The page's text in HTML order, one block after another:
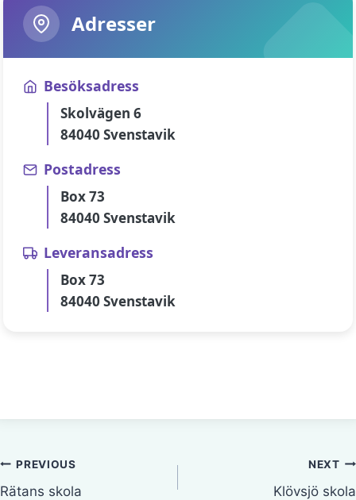
Adresser
Besöksadress
Skolvägen 6
84040 Svenstavik
Postadress
Box 73
84040 Svenstavik
Leveransadress
Box 73
84040 Svenstavik
Inläggsnavigering
PREVIOUS
Rätans skola
NEXT
Klövsjö skola